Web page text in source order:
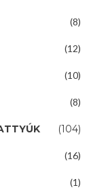
(8)
(12)
(10)
(8)
(104)
(16)
(1)